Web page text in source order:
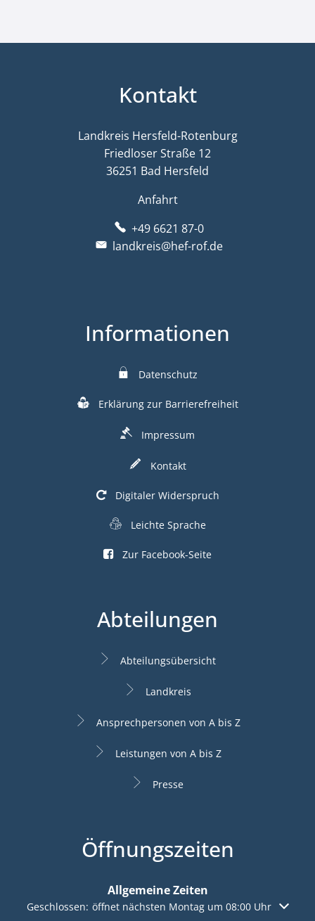
Kontakt
Landkreis Hersfeld-Rotenburg
Friedloser Straße 12
36251 Bad Hersfeld
Anfahrt
+49 6621 87-0
landkreis@hef-rof.de
Informationen
Datenschutz
Erklärung zur Barrierefreiheit
Impressum
Kontakt
Digitaler Widerspruch
Leichte Sprache
Zur Facebook-Seite
Abteilungen
Abteilungsübersicht
Landkreis
Ansprechpersonen von A bis Z
Leistungen von A bis Z
Presse
Öffnungszeiten
Allgemeine Zeiten
Klicken, um weitere Öffnungs- oder Schließzeiten
Geschlossen: öffnet nächsten Montag um 08:00 Uhr